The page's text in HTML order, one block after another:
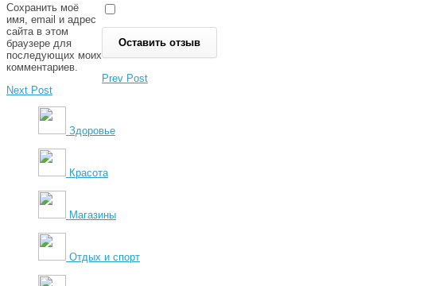
Сохранить моё
имя, email и адрес
сайта в этом
браузере для
последующих моих
комментариев.
Prev Post
Next Post
Здоровье
Красота
Магазины
Отдых и спорт